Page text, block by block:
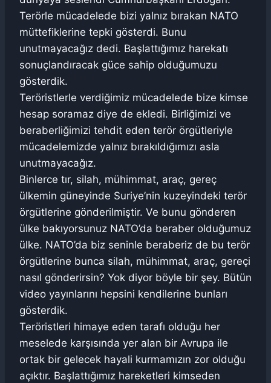
Terörle mücadelede bizi yalnız bırakan NATO
müttefiklerine tepki gösterdi. Bunu
unutmayacağız dedi. Başlattığımız harekatı
sonuçlandıracak güce sahip olduğumuzu
gösterdik.
Teröristlerle verdiğimiz mücadelede bize kimse
hesap soramaz diye de ekledi. Birliğimizi ve
beraberliğimizi tehdit eden terör örgütleriyle
mücadelemizde yalnız bırakıldığımızı asla
unutmayacağız.
Binlerce tır, silah, mühimmat, araç, gereç
ülkemin güneyinde Suriye’nin kuzeyindeki terör
örgütlerine gönderilmiştir. Ve bunu gönderen
ülke bakıyorsunuz NATO’da beraber olduğumuz
ülke. NATO’da biz seninle beraberiz de bu terör
örgütlerine bunca silah, mühimmat, araç, gereçi
nasıl gönderirsin? Yok diyor böyle bir şey. Bütün
video yayınlarını hepsini kendilerine bunları
gösterdik.
Teröristleri himaye eden tarafı olduğu her
meselede karşısında yer alan bir Avrupa ile
ortak bir gelecek hayali kurmamızın zor olduğu
açıktır. Başlattığımız hareketleri kimseden